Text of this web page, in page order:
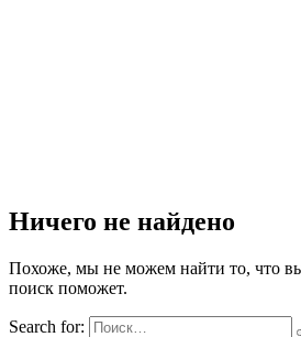
Ничего не найдено
Похоже, мы не можем найти то, что
поиск поможет.
Search for: